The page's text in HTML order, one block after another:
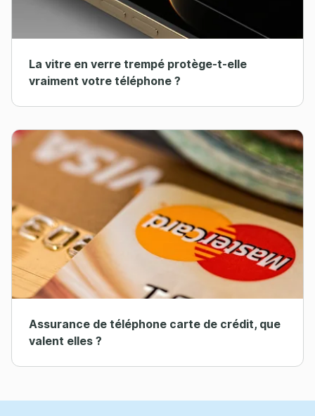
La vitre en verre trempé protège-t-elle
vraiment votre téléphone ?
Assurance de téléphone carte de crédit, que
valent elles ?